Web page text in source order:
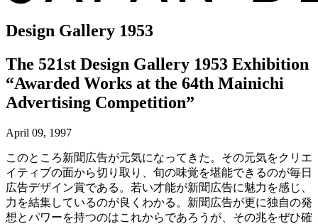
Design Gallery 1953
The 521st Design Gallery 1953 Exhibition
“Awarded Works at the 64th Mainichi
Advertising Competition”
April 09, 1997
このところ新聞広告が元気になってきた。その元気をクリエ
イティブの面から切り取り、旬の味覚を堪能できるのが毎日
広告デザイン賞である。若い才能が新聞広告に魅力を感じ、
力を結集しているのが良くわかる。新聞広告が更に独自の発
想とパワーを持つのはこれからであろうが、その兆をぜひ確